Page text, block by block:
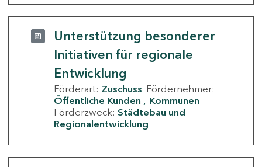
Unterstützung besonderer
Initiativen für regionale
Entwicklung
Förderart: Zuschuss Fördernehmer:
Öffentliche Kunden
Kommunen
Förderzweck: Städtebau und
Regionalentwicklung